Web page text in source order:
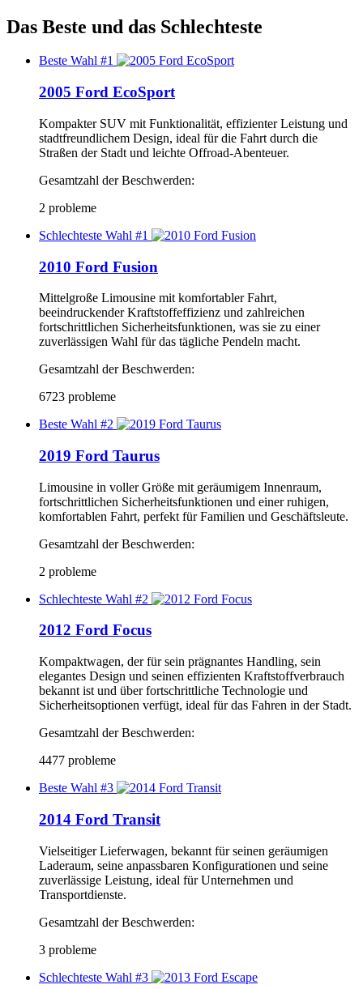
Das Beste und das Schlechteste
Beste Wahl #1
2005 Ford EcoSport
Kompakter SUV mit Funktionalität, effizienter Leistung und
stadtfreundlichem Design, ideal für die Fahrt durch die
Straßen der Stadt und leichte Offroad-Abenteuer.
Gesamtzahl der Beschwerden:
2 probleme
Schlechteste Wahl #1
2010 Ford Fusion
Mittelgroße Limousine mit komfortabler Fahrt,
beeindruckender Kraftstoffeffizienz und zahlreichen
fortschrittlichen Sicherheitsfunktionen, was sie zu einer
zuverlässigen Wahl für das tägliche Pendeln macht.
Gesamtzahl der Beschwerden:
6723 probleme
Beste Wahl #2
2019 Ford Taurus
Limousine in voller Größe mit geräumigem Innenraum,
fortschrittlichen Sicherheitsfunktionen und einer ruhigen,
komfortablen Fahrt, perfekt für Familien und Geschäftsleute.
Gesamtzahl der Beschwerden:
2 probleme
Schlechteste Wahl #2
2012 Ford Focus
Kompaktwagen, der für sein prägnantes Handling, sein
elegantes Design und seinen effizienten Kraftstoffverbrauch
bekannt ist und über fortschrittliche Technologie und
Sicherheitsoptionen verfügt, ideal für das Fahren in der Stadt.
Gesamtzahl der Beschwerden:
4477 probleme
Beste Wahl #3
2014 Ford Transit
Vielseitiger Lieferwagen, bekannt für seinen geräumigen
Laderaum, seine anpassbaren Konfigurationen und seine
zuverlässige Leistung, ideal für Unternehmen und
Transportdienste.
Gesamtzahl der Beschwerden:
3 probleme
Schlechteste Wahl #3